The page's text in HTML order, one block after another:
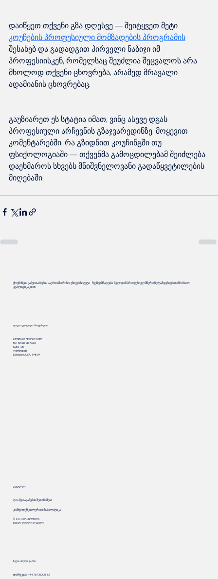
დაიწყეთ თქვენი გზა დღესვე — შეიტყვეთ მეტი
კოუჩების პროფესიული მომზადების პროგრამის
შესახებ და გადადგით პირველი ნაბიჯი იმ
პროფესიისკენ, რომელსაც შეუძლია შეცვალოს არა
მხოლოდ თქვენი ცხოვრება, არამედ მრავალი
გაუზიარეთ ეს სტატია იმათ, ვინც ასევე დგას
პროფესიული არჩევნის გზაჯვარედინზე. მოყევით
კომენტარებში, რა გზიდნით კოუჩინგში თუ
ფსიქოლოგიაში — თქვენმა გამოცდილებამ შეიძლება
დაეხმაროს სხვებს მნიშვნელოვანი გადაწყვეტილების
ქოუჩინგის განვითარების საერთაშორისო უნივერსიტეტი - ჩვენ ვამზადებთ ნულიდან პროფესიულ მწვრთნელამდე საერთაშორისო
კვალიფიკაციით.
ფილიალი დიდი ბრიტანეთი
UPGRADE PEOPLE CORP
501 Silverside Road
Suite 105
Wilmington
Delaware, USA, 19809
უფლებები
ღია შეთავაზების შეთანხმება
კონფიდენციალურობის პოლიტიკა
© 2024. UP.UNIVERSITY.
ყველა უფლება დაცულია
ჩვენ ახლოს ვართ
დარეკეთ: +44 767 333 33 33